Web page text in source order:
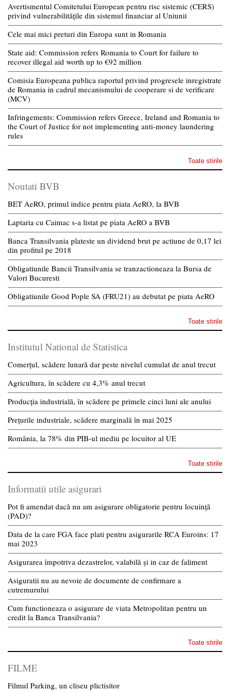
Avertismentul Comitetului European pentru risc sistemic (CERS)
privind vulnerabilitățile din sistemul financiar al Uniunii
Cele mai mici preturi din Europa sunt in Romania
State aid: Commission refers Romania to Court for failure to
recover illegal aid worth up to €92 million
Comisia Europeana publica raportul privind progresele inregistrate
de Romania in cadrul mecanismului de cooperare si de verificare
(MCV)
Infringements: Commission refers Greece, Ireland and Romania to
the Court of Justice for not implementing anti-money laundering
rules
Toate stirile
Noutati BVB
BET AeRO, primul indice pentru piata AeRO, la BVB
Laptaria cu Caimac s-a listat pe piata AeRO a BVB
Banca Transilvania plateste un dividend brut pe actiune de 0,17 lei
din profitul pe 2018
Obligatiunile Bancii Transilvania se tranzactioneaza la Bursa de
Valori Bucuresti
Obligatiunile Good Pople SA (FRU21) au debutat pe piata AeRO
Toate stirile
Institutul National de Statistica
Comerțul, scădere lunară dar peste nivelul cumulat de anul trecut
Agricultura, în scădere cu 4,3% anul trecut
Producția industrială, în scădere pe primele cinci luni ale anului
Prețurile industriale, scădere marginală în mai 2025
România, la 78% din PIB-ul mediu pe locuitor al UE
Toate stirile
Informatii utile asigurari
Pot fi amendat dacă nu am asigurare obligatorie pentru locuință
(PAD)?
Data de la care FGA face plati pentru asigurarile RCA Euroins: 17
mai 2023
Asigurarea împotriva dezastrelor, valabilă și in caz de faliment
Asiguratii nu au nevoie de documente de confirmare a
cutremurului
Cum functioneaza o asigurare de viata Metropolitan pentru un
credit la Banca Transilvania?
Toate stirile
FILME
Filmul Parking, un cliseu plictisitor